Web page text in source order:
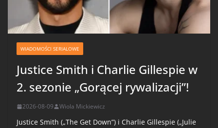
WIADOMOŚCI SERIALOWE
Justice Smith i Charlie Gillespie w
2. sezonie „Gorącej rywalizacji”!
2026-08-09 Wiola Mickiewicz
Justice Smith („The Get Down”) i Charlie Gillespie („Julie